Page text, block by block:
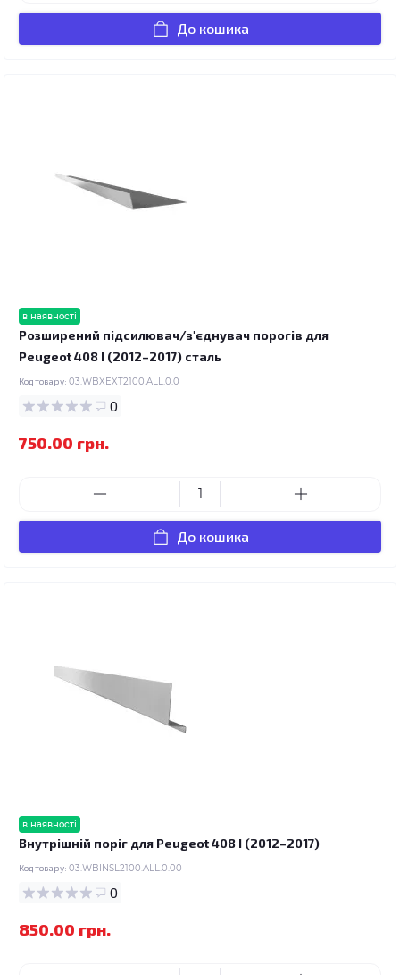
До кошика
в наявності
Розширений підсилювач/з'єднувач порогів для
Peugeot 408 I (2012–2017) сталь
Код товару: 03.WBXEXT2100.ALL.0.0
0
750.00 грн.
До кошика
в наявності
Внутрішній поріг для Peugeot 408 I (2012–2017)
Код товару: 03.WBINSL2100.ALL.0.00
0
850.00 грн.